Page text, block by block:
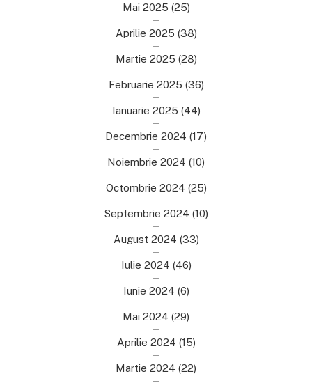
Mai 2025 (25)
Aprilie 2025 (38)
Martie 2025 (28)
Februarie 2025 (36)
Ianuarie 2025 (44)
Decembrie 2024 (17)
Noiembrie 2024 (10)
Octombrie 2024 (25)
Septembrie 2024 (10)
August 2024 (33)
Iulie 2024 (46)
Iunie 2024 (6)
Mai 2024 (29)
Aprilie 2024 (15)
Martie 2024 (22)